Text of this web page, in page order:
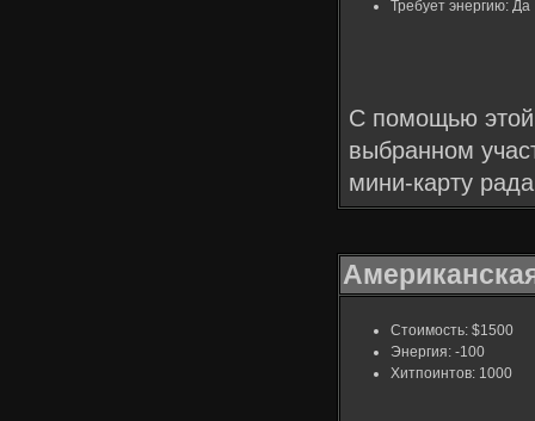
Требует энергию: Да
С помощью этой
выбранном
мини-карту
Стоимость: $1500
Энергия: -100
Хитпоинтов: 1000